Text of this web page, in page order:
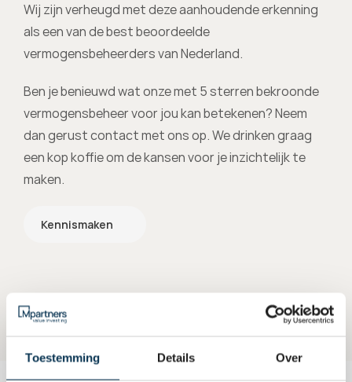
Toestemming Details Over
Wij zijn verheugd met deze aanhoudende erkenning
als een van de best beoordeelde
vermogensbeheerders van Nederland.
Ben je benieuwd wat onze met 5 sterren bekroonde
vermogensbeheer voor jou kan betekenen? Neem
dan gerust contact met ons op. We drinken graag
een kop koffie om de kansen voor je inzichtelijk te
maken.
Kennismaken